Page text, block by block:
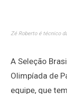
Zé Roberto é técnico
A Seleção
Olimpíada de
equipe, que